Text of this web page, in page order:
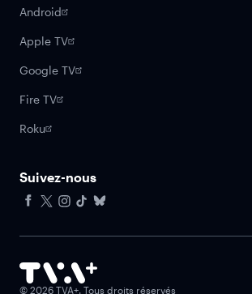
Android
Apple TV
Google TV
Fire TV
Roku
Suivez-nous
© 2026 TVA+. Tous droits réservés